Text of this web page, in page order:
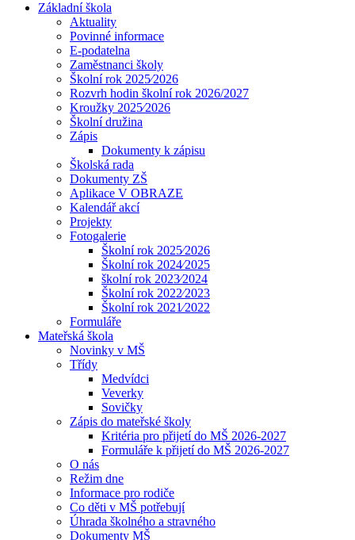
Základní škola
Aktuality
Povinné informace
E-podatelna
Zaměstnanci školy
Školní rok 2025⁄2026
Rozvrh hodin školní rok 2026/2027
Kroužky 2025⁄2026
Školní družina
Zápis
Dokumenty k zápisu
Školská rada
Dokumenty ZŠ
Aplikace V OBRAZE
Kalendář akcí
Projekty
Fotogalerie
Školní rok 2025⁄2026
Školní rok 2024⁄2025
školní rok 2023⁄2024
Školní rok 2022⁄2023
Školní rok 2021⁄2022
Formuláře
Mateřská škola
Novinky v MŠ
Třídy
Medvídci
Veverky
Sovičky
Zápis do mateřské školy
Kritéria pro přijetí do MŠ 2026-2027
Formuláře k přijetí do MŠ 2026-2027
O nás
Režim dne
Informace pro rodiče
Co děti v MŠ potřebují
Úhrada školného a stravného
Dokumenty MŠ